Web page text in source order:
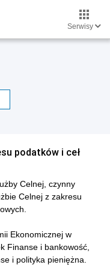
Serwisy
podatków i ceł
Celnej, czynny
Celnej z zakresu
Ekonomicznej w
Finanse i bankowość,
i polityka pieniężna.